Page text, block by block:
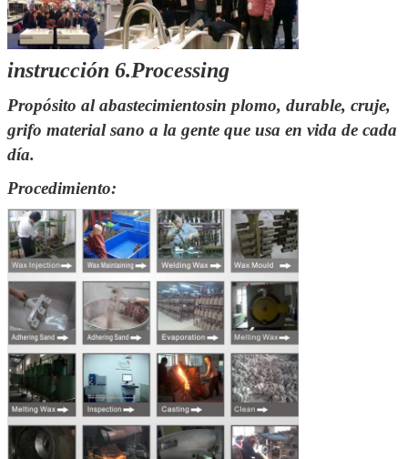
Deja un mensaje
¡Te llamaremos
instrucción 6.Processing
Propósito al abastecimientosin plomo, durable, cruje,
grifo material sano a la gente que usa en vida de cada
día.
Procedimiento: